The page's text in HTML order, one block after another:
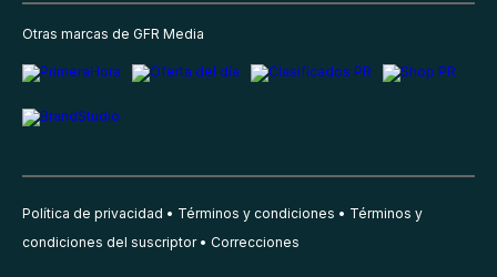
Otras marcas de GFR Media
Política de privacidad Términos y condiciones
Términos y
condiciones del suscriptor
Correcciones